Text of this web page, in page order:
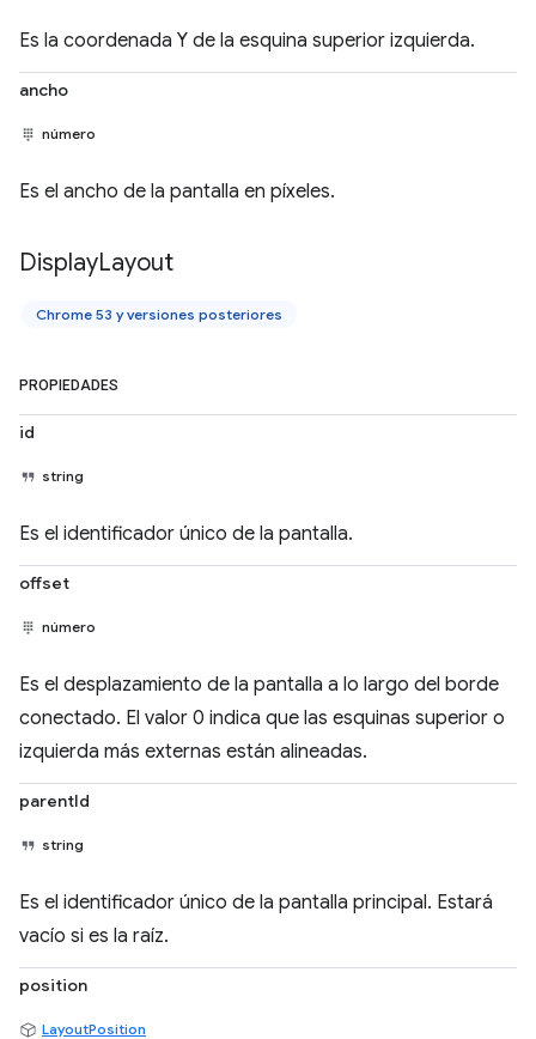
Es la coordenada Y de la esquina superior izquierda.
ancho
número
Es el ancho de la pantalla en píxeles.
DisplayLayout
Chrome 53 y versiones posteriores
PROPIEDADES
id
string
Es el identificador único de la pantalla.
offset
número
Es el desplazamiento de la pantalla a lo largo del borde
conectado. El valor 0 indica que las esquinas superior o
izquierda más externas están alineadas.
parentId
string
Es el identificador único de la pantalla principal. Estará
vacío si es la raíz.
position
LayoutPosition